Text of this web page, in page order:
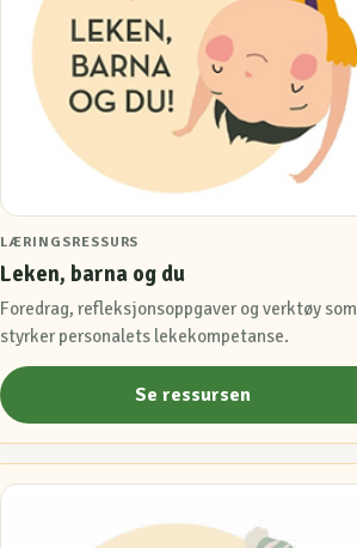
LÆRINGSRESSURS
Leken, barna og du
Foredrag, refleksjonsoppgaver og verktøy som
styrker personalets lekekompetanse.
Se ressursen